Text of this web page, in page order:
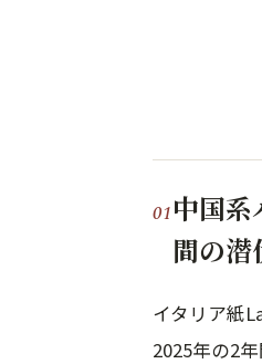
中国
間の潜
イタリア紙
2025年の2